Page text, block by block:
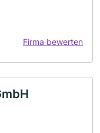
Firma bewerten